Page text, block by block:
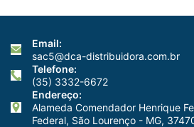
Email:
sac5@dca-distribuidora.com.br
Telefone:
(35) 3332-6672
Endereço:
Alameda Comendador Henrique
Federal, São Lourenço - MG,